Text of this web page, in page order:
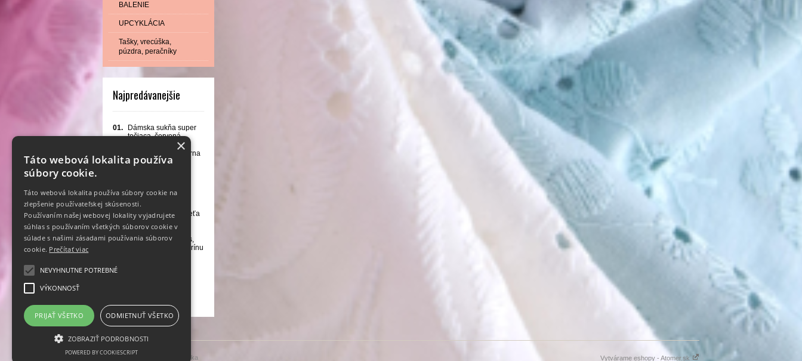
BALENIE
UPCYKLÁCIA
Tašky, vrecúška,
púzdra, peračníky
Najpredávanejšie
01.
Dámska sukňa super
točiaca, červená
Chlapčenská folklórna
košeľa, bavlnená
04. Kostým kuchárka
05.
Kostým Fíha Pre dieťa
ks
06. Kostým Judy Hopps,
rezervácia pre Katarínu
07.
Copyright 2019 - 2026 © krajulka Vytvárame eshopy - Atomer.sk
×
Táto webová lokalita používa
súbory cookie.
Táto webová lokalita používa súbory cookie na
zlepšenie používateľskej skúsenosti.
Používaním našej webovej lokality vyjadrujete
súhlas s používaním všetkých súborov cookie v
súlade s našimi zásadami používania súborov
cookie. Prečítať viac
NEVYHNUTNE POTREBNÉ
VÝKONNOSŤ
PRIJAŤ VŠETKO ODMIETNUŤ VŠETKO
ZOBRAZIŤ PODROBNOSTI
POWERED BY COOKIESCRIPT